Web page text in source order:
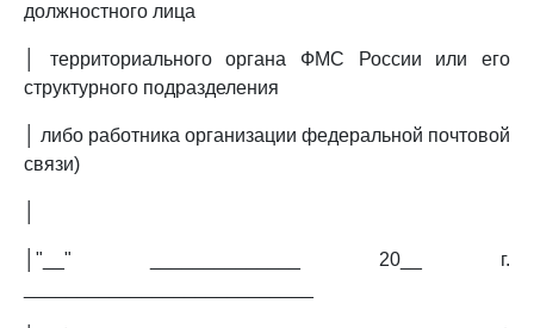
должностного лица
│ территориального органа ФМС России или его
структурного подразделения
│ либо работника организации федеральной почтовой
связи)
│"__" ______________ 20__ г.